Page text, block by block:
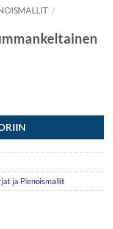
/
ja Pienoismallit